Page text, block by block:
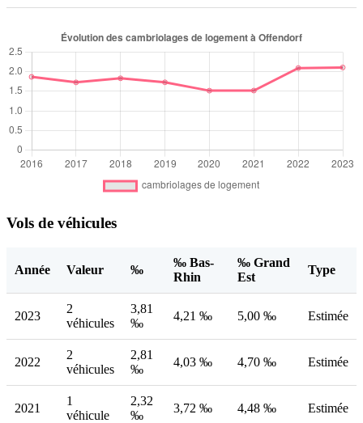
Vols de véhicules
Année Valeur ‰
‰ Bas-
Rhin
‰ Grand
Est
Type
2023
2
véhicules
3,81
‰
4,21 ‰ 5,00 ‰ Estimée
2022
2
véhicules
2,81
‰
4,03 ‰ 4,70 ‰ Estimée
2021
1
véhicule
2,32
‰
3,72 ‰ 4,48 ‰ Estimée